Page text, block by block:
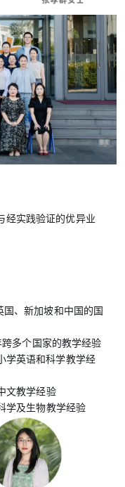
经实践验证的优异业
、新加坡和中国的国
多个国家的教学经验
学英语和科学教学经
文教学经验
学及生物教学经验